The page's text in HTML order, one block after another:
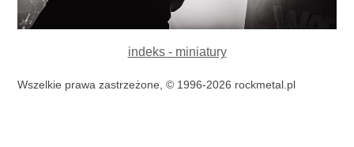
indeks - miniatury
Wszelkie prawa zastrzeżone, © 1996-2026 rockmetal.pl